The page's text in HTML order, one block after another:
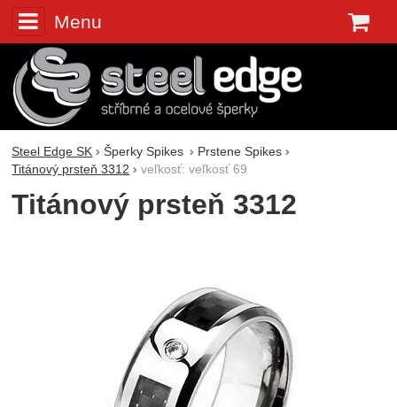
Menu
Steel Edge SK Šperky Spikes
Prstene Spikes
Titánový prsteň 3312
veľkosť: veľkosť 69
Titánový prsteň 3312